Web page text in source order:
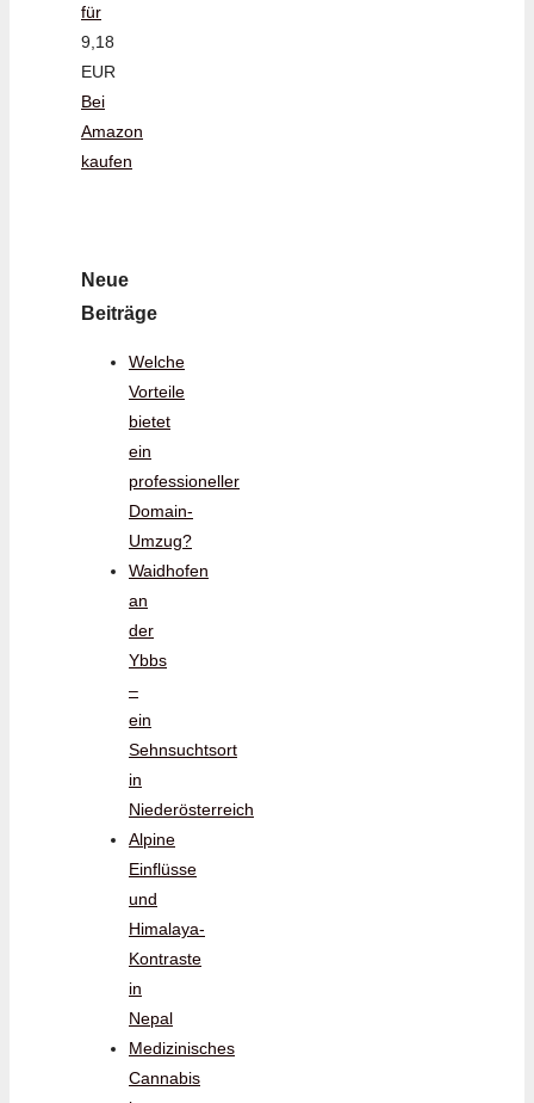
für
9,18
EUR
Bei
Amazon
kaufen
Neue
Beiträge
Welche
Vorteile
bietet
ein
professioneller
Domain-
Umzug?
Waidhofen
an
der
Ybbs
–
ein
Sehnsuchtsort
in
Niederösterreich
Alpine
Einflüsse
und
Himalaya-
Kontraste
in
Nepal
Medizinisches
Cannabis